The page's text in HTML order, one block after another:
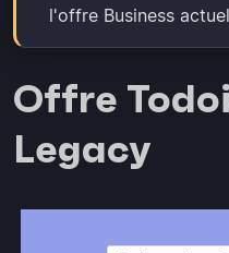
l'offre Business
Offre
Legacy